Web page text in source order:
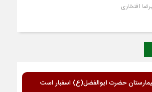
افتخاری
حضرت ابوالفضل(ع) اسفبار است